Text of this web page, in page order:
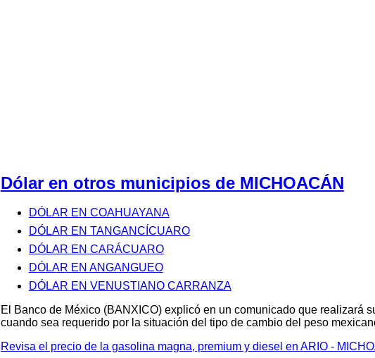
Dólar en otros municipios de MICHOACÁN
DÓLAR EN COAHUAYANA
DÓLAR EN TANGANCÍCUARO
DÓLAR EN CARÁCUARO
DÓLAR EN ANGANGUEO
DÓLAR EN VENUSTIANO CARRANZA
El Banco de México (BANXICO) explicó en un comunicado que realizará
cuando sea requerido por la situación del tipo de cambio del peso
Revisa el precio de la gasolina magna, premium y diesel en ARIO -